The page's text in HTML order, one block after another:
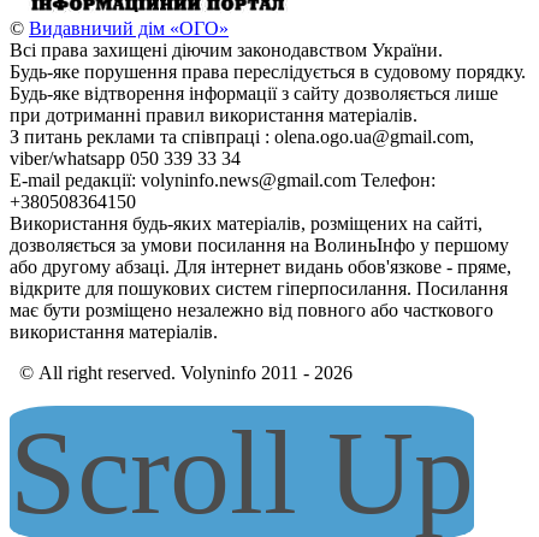
© Видавничий дім «ОГО»
Всі права захищені діючим законодавством України.
Будь-яке порушення права переслідується в судовому порядку.
Будь-яке відтворення інформації з сайту дозволяється лише
при дотриманні правил використання матеріалів.
З питань реклами та співпраці : olena.ogo.ua@gmail.com,
viber/whatsapp 050 339 33 34
E-mail редакції: volyninfo.news@gmail.com Телефон:
+380508364150
Використання будь-яких матеріалів, розміщених на сайті,
дозволяється за умови посилання на ВолиньІнфо у першому
або другому абзаці. Для інтернет видань обов'язкове - пряме,
відкрите для пошукових систем гіперпосилання. Посилання
має бути розміщено незалежно від повного або часткового
використання матеріалів.
© All right reserved. Volyninfo 2011 - 2026
Scroll Up